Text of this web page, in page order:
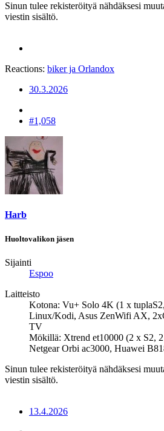
Sinun tulee rekisteröityä nähdäksesi
viestin sisältö.
Reactions: bikerja Orlandox
30.3.2026
#1,058
Harb
Huoltovalikon jäsen
Sijainti
Espoo
Laitteisto
Kotona: Vu+ Solo 4K (1 x
Linux/Kodi, Asus ZenWifi AX,
TV
Mökillä: Xtrend et10000 (2 x S2,
Netgear Orbi ac3000, Huawei
Sinun tulee rekisteröityä nähdäksesi
viestin sisältö.
13.4.2026